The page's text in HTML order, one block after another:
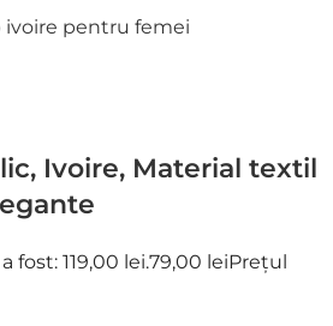
Ivoire, Material textil
fost: 119,00 lei.79,00 leiPrețul